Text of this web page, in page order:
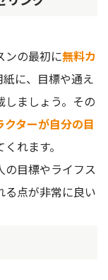
ンの最初に無料カ
に、目標や通え
しましょう。その
クターが自分の目
くれます。
の目標やライフス
る点が非常に良い